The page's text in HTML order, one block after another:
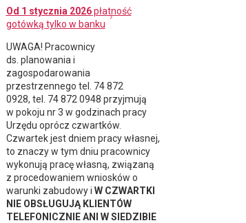
Od 1 stycznia 2026płatność
gotówką tylko w banku
UWAGA! Pracownicy
ds. planowania i
zagospodarowania
przestrzennego tel. 74 872
0928, tel. 74 872 0948 przyjmują
w pokoju nr 3 w godzinach pracy
Urzędu oprócz czwartków.
Czwartek jest dniem pracy własnej,
to znaczy w tym dniu pracownicy
wykonują pracę własną, związaną
z procedowaniem wniosków o
warunki zabudowy i W CZWARTKI
NIE OBSŁUGUJĄ KLIENTÓW
TELEFONICZNIE ANI W SIEDZIBIE